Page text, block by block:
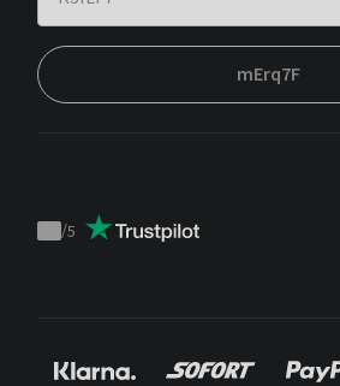
mErq7F
Trustpilot
/5